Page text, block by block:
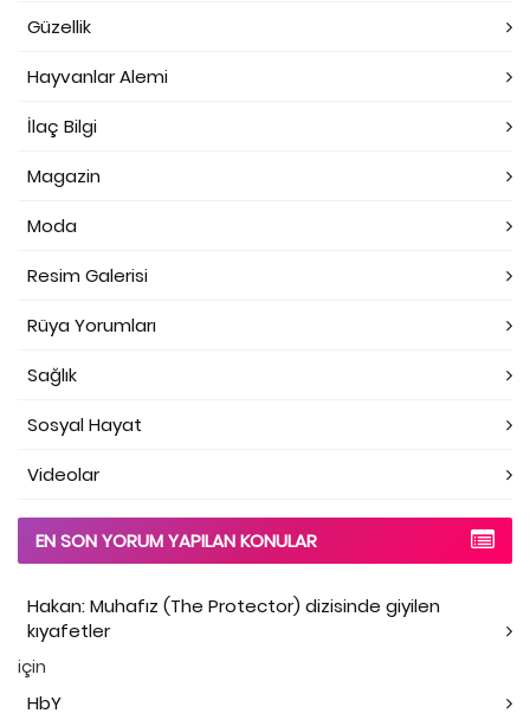
Güzellik
Hayvanlar Alemi
İlaç Bilgi
Magazin
Moda
Resim Galerisi
Rüya Yorumları
Sağlık
Sosyal Hayat
Videolar
EN SON YORUM YAPILAN KONULAR
Hakan: Muhafız (The Protector) dizisinde giyilen
kıyafetler
için
HbY